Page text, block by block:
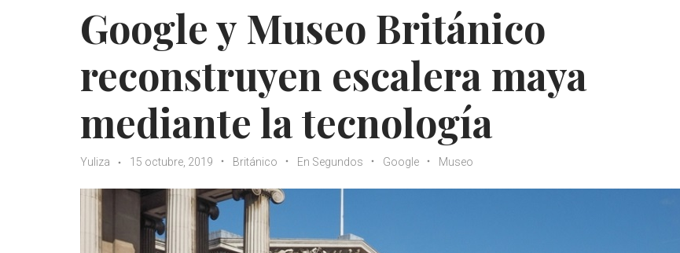
Google y Museo Británico
reconstruyen escalera maya
mediante la tecnología
Yuliza 15 octubre, 2019 Británico En Segundos Google Museo